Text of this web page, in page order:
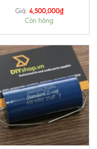
Giá: 4,500,000₫
Còn hàng